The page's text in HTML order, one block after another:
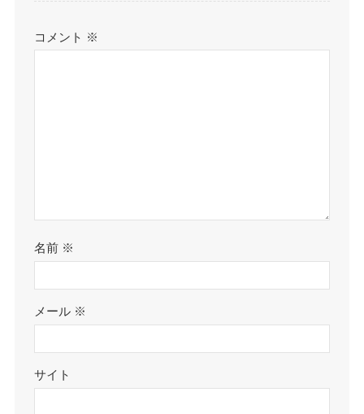
コメント ※
名前 ※
メール ※
サイト